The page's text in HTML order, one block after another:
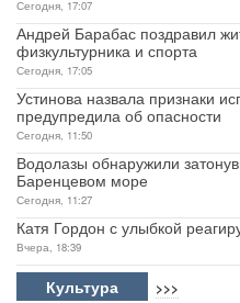
Сегодня, 17:07
Андрей Барабас поздравил
физкультурника и спорта
Сегодня, 17:05
Устинова назвала признаки
предупредила об опасности
Сегодня, 11:50
Водолазы обнаружили
Баренцевом море
Сегодня, 11:27
Катя Гордон с улыбкой
Вчера, 18:39
Культура >>>